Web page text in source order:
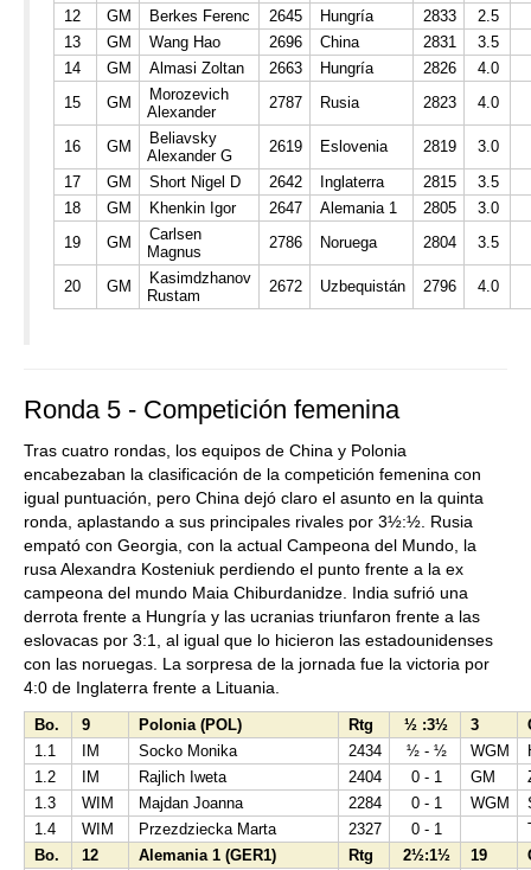
12
GM Berkes Ferenc 2645 Hungría 2833
2.5
13
GM Wang Hao 2696 China 2831
3.5
14
GM Almasi Zoltan 2663 Hungría 2826
4.0
15
GM
Morozevich
Alexander
2787 Rusia 2823 4.0
16 GM
Beliavsky
Alexander G
2619 Eslovenia 2819
3.0
17
GM Short Nigel D 2642 Inglaterra 2815
3.5
18
GM Khenkin Igor 2647 Alemania 1 2805
3.0
19
GM
Carlsen
Magnus
2786 Noruega 2804 3.5
20 GM
Kasimdzhanov
Rustam
2672 Uzbequistán 2796 4.0
Ronda 5 - Competición femenina
Tras cuatro rondas, los equipos de China y Polonia
encabezaban la clasificación de la competición femenina con
igual puntuación, pero China dejó claro el asunto en la quinta
ronda, aplastando a sus principales rivales por 3½:½. Rusia
empató con Georgia, con la actual Campeona del Mundo, la
rusa Alexandra Kosteniuk perdiendo el punto frente a la ex
campeona del mundo Maia Chiburdanidze. India sufrió una
derrota frente a Hungría y las ucranias triunfaron frente a las
eslovacas por 3:1, al igual que lo hicieron las estadounidenses
con las noruegas. La sorpresa de la jornada fue la victoria por
4:0 de Inglaterra frente a Lituania.
Bo. 9 Polonia (POL) Rtg ½ :3½ 3
1.1
IM Socko Monika 2434 ½ - ½ WGM
1.2
IM Rajlich Iweta 2404 0 - 1 GM
1.3
WIM Majdan Joanna 2284 0 - 1 WGM
1.4
WIM Przezdziecka Marta 2327 0 - 1
Bo.
12 Alemania 1 (GER1) Rtg 2½:1½ 19